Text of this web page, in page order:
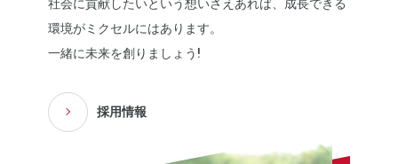
社会に貢献したいという想いさえあれば、成長できる
環境がミクセルにはあります。
一緒に未来を創りましょう!
採用情報